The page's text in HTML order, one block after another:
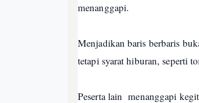
menanggapi.
Menjadikan baris berbaris
tetapi syarat hiburan, seperti
Peserta lain menanggapi